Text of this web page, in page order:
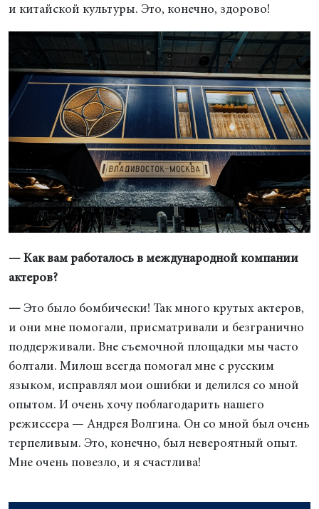
и китайской культуры. Это, конечно, здорово!
— Как вам работалось в международной компании
актеров?
— Это было бомбически! Так много крутых актеров,
и они мне помогали, присматривали и безгранично
поддерживали. Вне съемочной площадки мы часто
болтали. Милош всегда помогал мне с русским
языком, исправлял мои ошибки и делился со мной
опытом. И очень хочу поблагодарить нашего
режиссера — Андрея Волгина. Он со мной был очень
терпеливым. Это, конечно, был невероятный опыт.
Мне очень повезло, и я счастлива!